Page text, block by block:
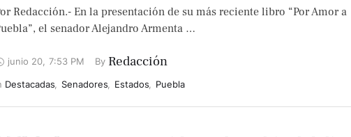
Redacción.- En la presentación de su más reciente libro “Por Amor a
el senador Alejandro Armenta …
junio 20, 7:53 PM By Redacción
Destacadas, Senadores, Estados, Puebla